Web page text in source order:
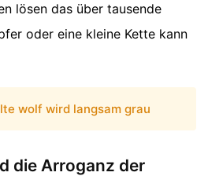
lösen das über tausende
oder eine kleine Kette kann
wolf wird langsam grau
die Arroganz der